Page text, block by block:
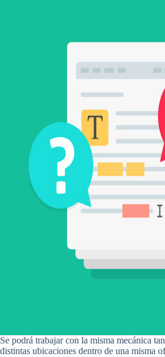
Se podrá trabajar con la misma mecánica
distintas ubicaciones dentro de una misma